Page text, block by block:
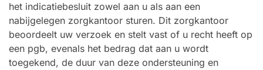
het indicatiebesluit zowel aan u als aan een
nabijgelegen zorgkantoor sturen. Dit zorgkantoor
beoordeelt uw verzoek en stelt vast of u recht heeft op
een pgb, evenals het bedrag dat aan u wordt
toegekend, de duur van deze ondersteuning en